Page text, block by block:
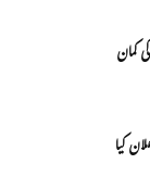
کمان
کیا